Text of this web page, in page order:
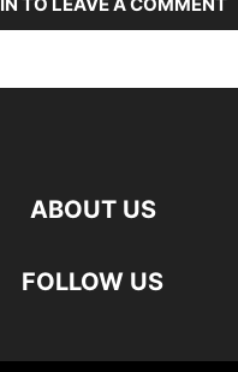
ABOUT US
FOLLOW US